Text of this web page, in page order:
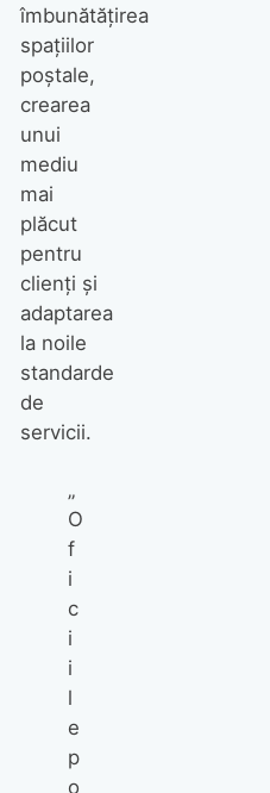
îmbunătățirea
spațiilor
poștale,
crearea
unui
mediu
mai
plăcut
pentru
clienți și
adaptarea
la noile
standarde
de
servicii.
„
O
f
i
c
i
i
l
e
p
o